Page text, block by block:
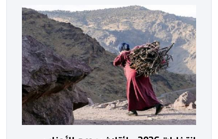
المنصة، التي تم إطلاقها في إطار استراتيجيتها الرامية إلى
التحديث والتحول الرقمي، تشكل خطوة مهمة في […]